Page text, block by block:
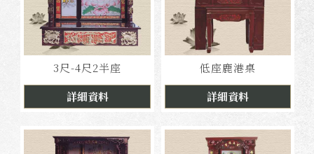
3尺-4尺2半座
詳細資料
低座鹿港桌
詳細資料